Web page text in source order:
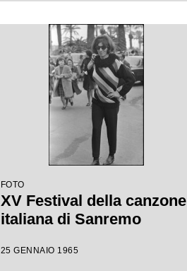
FOTO
XV Festival della canzone
italiana di Sanremo
25 GENNAIO 1965